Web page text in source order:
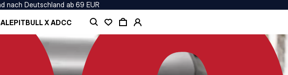
nach Deutschland ab 69 EUR
PITBULL X ADCC